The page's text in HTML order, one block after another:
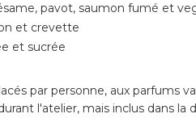
pavot, saumon fumé et
et crevette
et sucrée
par personne, aux parfums
l'atelier, mais inclus dans la